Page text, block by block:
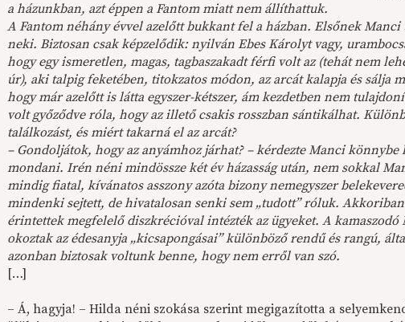
a házunkban, azt éppen a Fantom miatt nem állíthattuk.
A Fantom néhány évvel azelőtt bukkant fel a házban. Elsőnek
neki. Biztosan csak képzelődik: nyilván Ebes Károlyt vagy,
hogy egy ismeretlen, magas, tagbaszakadt férfi volt az (tehát nem
úr), aki talpig feketében, titokzatos módon, az arcát kalapja és sálja
hogy már azelőtt is látta egyszer-kétszer, ám kezdetben nem
volt győződve róla, hogy az illető csakis rosszban sántikálhat.
találkozást, és miért takarná el az arcát?
– Gondoljátok, hogy az anyámhoz járhat? – kérdezte Manci
mondani. Irén néni mindössze két év házasság után, nem sokkal
mindig fiatal, kívánatos asszony azóta bizony nemegyszer
mindenki sejtett, de hivatalosan senki sem „tudott” róluk.
érintettek megfelelő diszkrécióval intézték az ügyeket. A
okoztak az édesanyja „kicsapongásai” különböző rendű és rangú,
azonban biztosak voltunk benne, hogy nem erről van szó.
[…]
– Á, hagyja! – Hilda néni szokása szerint megigazította a